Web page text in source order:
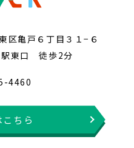
亀戸６丁目３１−６
駅東口 徒歩2分
4460
ちら